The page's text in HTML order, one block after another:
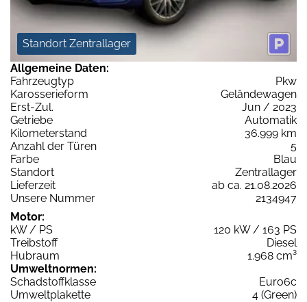
Standort Zentrallager
Allgemeine Daten:
Fahrzeugtyp
Pkw
Karosserieform
Geländewagen
Erst-Zul.
Jun / 2023
Getriebe
Automatik
Kilometerstand
36.999 km
Anzahl der Türen
5
Farbe
Blau
Standort
Zentrallager
Lieferzeit
ab ca. 21.08.2026
Unsere Nummer
2134947
Motor:
kW / PS
120 kW / 163 PS
Treibstoff
Diesel
Hubraum
1.968 cm³
Umweltnormen:
Schadstoffklasse
Euro6c
Umweltplakette
4 (Green)